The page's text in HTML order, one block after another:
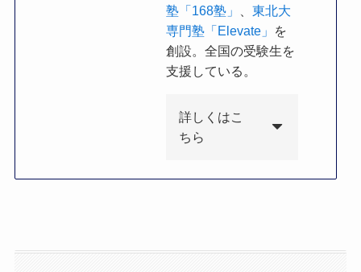
塾「168塾」
東北大
専門塾「Elevate」
を
創設。全国の受験生を
支援している。
詳しくはこ
ちら